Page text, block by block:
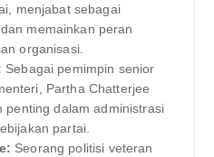
menjabat sebagai
memainkan peran
organisasi.
Sebagai pemimpin senior
Partha Chatterjee
penting dalam administrasi
partai.
Seorang politisi veteran